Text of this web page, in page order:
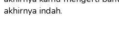
akhirnya indah.